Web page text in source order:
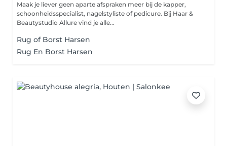
Maak je liever geen aparte afspraken meer bij de kapper,
schoonheidsspecialist, nagelstyliste of pedicure. Bij Haar &
Beautystudio Allure vind je alle...
Rug of Borst Harsen
Rug En Borst Harsen